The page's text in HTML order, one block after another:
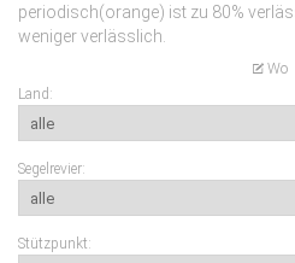
periodisch(orange) ist zu 80%
weniger verlässlich.
Wo
Land:
Segelrevier:
Stützpunkt: